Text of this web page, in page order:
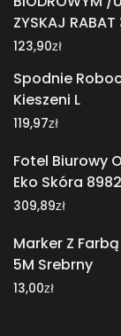
ZYSKAJ RABAT
123,90zł
Spodnie
Kieszeni L
119,97zł
Fotel Biurowy
Eko Skóra 8982
309,89zł
Marker Z
5M Srebrny
13,00zł